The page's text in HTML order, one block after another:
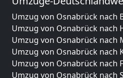
Umzug von Osnabrück nach
Umzug von Osnabrück nach
Umzug von Osnabrück nach
Umzug von Osnabrück nach
Umzug von Osnabrück nach
Umzug von Osnabrück nach